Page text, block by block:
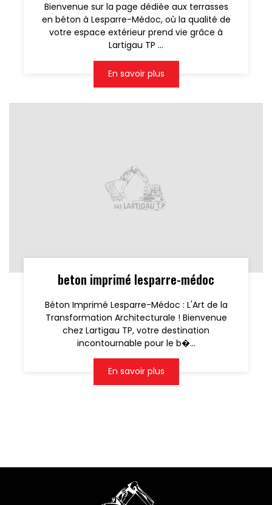
Bienvenue sur la page dédiée aux terrasses
en béton à Lesparre-Médoc, où la qualité de
votre espace extérieur prend vie grâce à
Lartigau TP ...
En savoir plus
beton imprimé lesparre-médoc
Béton Imprimé Lesparre-Médoc : L'Art de la
Transformation Architecturale ! Bienvenue
chez Lartigau TP, votre destination
incontournable pour le b�...
En savoir plus